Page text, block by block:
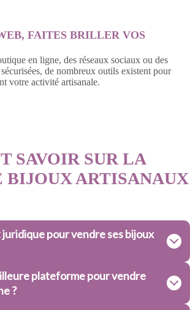
FAITES BRILLER VOS
en ligne, des réseaux sociaux ou des
de nombreux outils existent pour
votre activité artisanale.
SAVOIR SUR LA
BIJOUX ARTISANAUX
pour vendre ses bijoux
plateforme pour vendre
?